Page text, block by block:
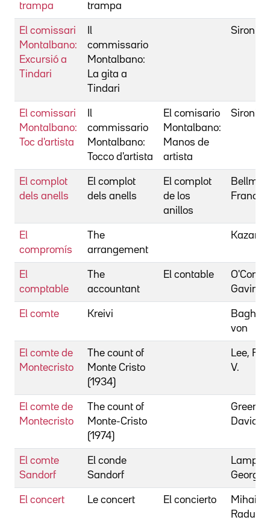
trampa
trampa
El comissari
Montalbano:
Excursió a
Tindari
commissario
Montalbano:
La gita a
Tindari
Sironi,
El comissari
Montalbano:
Toc d'artista
commissario
Montalbano:
Tocco d'artista
El comisario
Montalbano:
Manos de
artista
Sironi,
El complot
dels anells
El complot
dels anells
El complot
de los
anillos
El
compromís
The
arrangement
Kazan,
El
comptable
The
accountant
El contable
Gavin
El comte Kreivi
Bagh,
von
El comte de
Montecristo
The count of
Monte Cristo
(1934)
Lee,
V.
El comte de
Montecristo
The count of
Monte-Cristo
(1974)
Greene,
David
El comte
Sandorf
El conde
Sandorf
Lampin,
George
El concert Le concert El concierto
Radu